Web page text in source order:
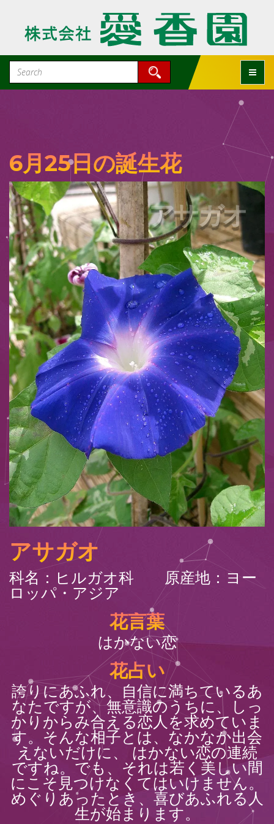
6月25日の誕生花
アサガオ
アサガオ
科名：ヒルガオ科 原産地：ヨー
ロッパ・アジア
花言葉
はかない恋
花占い
誇りにあふれ、自信に満ちているあ
なたですが、無意識のうちに、しっ
かりからみ合える恋人を求めていま
す。そんな相子とは、なかなか出会
えないだけに、 はかない恋の連続
ですね。でも、それは若く美しい間
にこそ見つけなくてはいけません。
めぐりあったとき、喜びあふれる人
生が始まります。